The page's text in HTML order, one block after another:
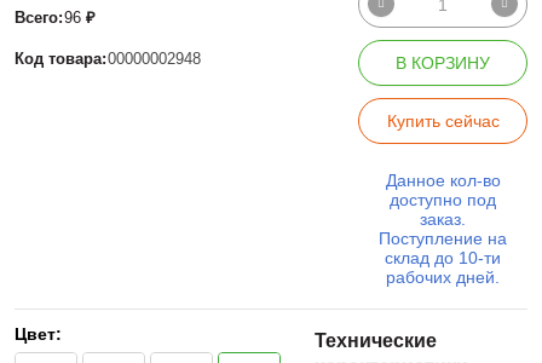
Всего:96 ₽
Код товара:00000002948 В КОРЗИНУ
Купить сейчас
Данное кол-во
доступно под
заказ.
Поступление на
склад до 10-ти
рабочих дней.
Цвет:
Технические